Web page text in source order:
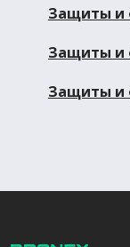
Защиты и
Защиты и
Защиты и